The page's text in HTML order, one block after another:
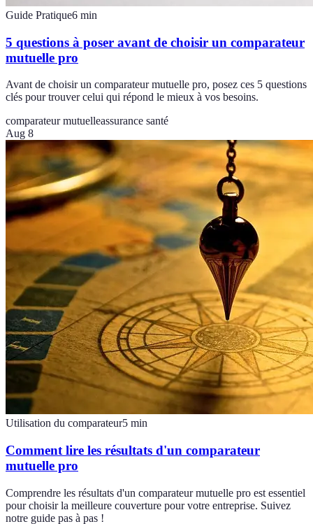
Guide Pratique6 min
5 questions à poser avant de choisir un comparateur
mutuelle pro
Avant de choisir un comparateur mutuelle pro, posez ces 5 questions
clés pour trouver celui qui répond le mieux à vos besoins.
comparateur mutuelleassurance santé
Aug 8
Utilisation du comparateur5 min
Comment lire les résultats d'un comparateur
mutuelle pro
Comprendre les résultats d'un comparateur mutuelle pro est essentiel
pour choisir la meilleure couverture pour votre entreprise. Suivez
notre guide pas à pas !